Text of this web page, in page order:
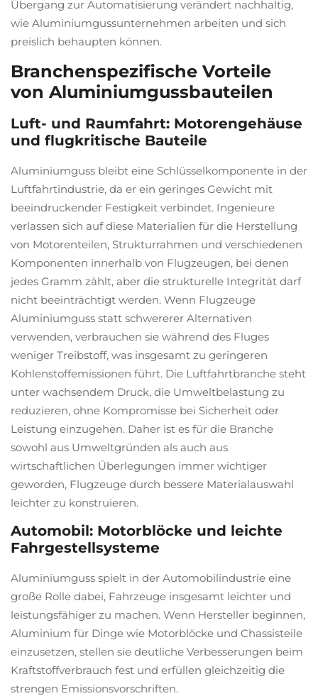
Übergang zur Automatisierung verändert nachhaltig,
wie Aluminiumgussunternehmen arbeiten und sich
preislich behaupten können.
Branchenspezifische Vorteile
von Aluminiumgussbauteilen
Luft- und Raumfahrt: Motorengehäuse
und flugkritische Bauteile
Aluminiumguss bleibt eine Schlüsselkomponente in der
Luftfahrtindustrie, da er ein geringes Gewicht mit
beeindruckender Festigkeit verbindet. Ingenieure
verlassen sich auf diese Materialien für die Herstellung
von Motorenteilen, Strukturrahmen und verschiedenen
Komponenten innerhalb von Flugzeugen, bei denen
jedes Gramm zählt, aber die strukturelle Integrität darf
nicht beeinträchtigt werden. Wenn Flugzeuge
Aluminiumguss statt schwererer Alternativen
verwenden, verbrauchen sie während des Fluges
weniger Treibstoff, was insgesamt zu geringeren
Kohlenstoffemissionen führt. Die Luftfahrtbranche steht
unter wachsendem Druck, die Umweltbelastung zu
reduzieren, ohne Kompromisse bei Sicherheit oder
Leistung einzugehen. Daher ist es für die Branche
sowohl aus Umweltgründen als auch aus
wirtschaftlichen Überlegungen immer wichtiger
geworden, Flugzeuge durch bessere Materialauswahl
leichter zu konstruieren.
Automobil: Motorblöcke und leichte
Fahrgestellsysteme
Aluminiumguss spielt in der Automobilindustrie eine
große Rolle dabei, Fahrzeuge insgesamt leichter und
leistungsfähiger zu machen. Wenn Hersteller beginnen,
Aluminium für Dinge wie Motorblöcke und Chassisteile
einzusetzen, stellen sie deutliche Verbesserungen beim
Kraftstoffverbrauch fest und erfüllen gleichzeitig die
strengen Emissionsvorschriften.